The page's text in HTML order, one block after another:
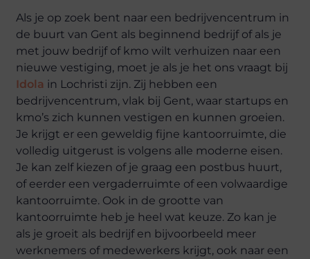
Als je op zoek bent naar een bedrijvencentrum in
de buurt van Gent als beginnend bedrijf of als je
met jouw bedrijf of kmo wilt verhuizen naar een
nieuwe vestiging, moet je als je het ons vraagt bij
Idola in Lochristi zijn. Zij hebben een
bedrijvencentrum, vlak bij Gent, waar startups en
kmo’s zich kunnen vestigen en kunnen groeien.
Je krijgt er een geweldig fijne kantoorruimte, die
volledig uitgerust is volgens alle moderne eisen.
Je kan zelf kiezen of je graag een postbus huurt,
of eerder een vergaderruimte of een volwaardige
kantoorruimte. Ook in de grootte van
kantoorruimte heb je heel wat keuze. Zo kan je
als je groeit als bedrijf en bijvoorbeeld meer
werknemers of medewerkers krijgt, ook naar een